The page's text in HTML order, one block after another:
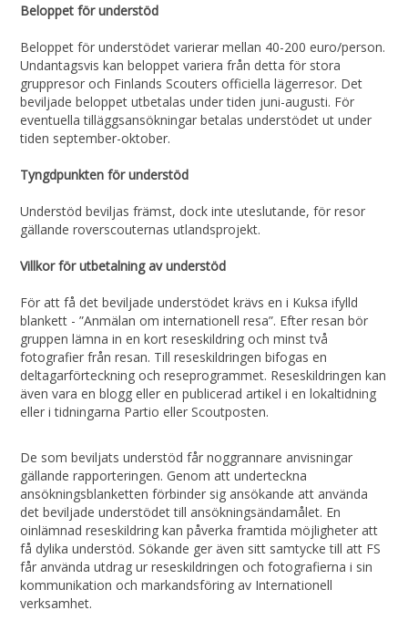
Beloppet för understöd
Beloppet för understödet varierar mellan 40-200 euro/person.
Undantagsvis kan beloppet variera från detta för stora
gruppresor och Finlands Scouters officiella lägerresor. Det
beviljade beloppet utbetalas under tiden juni-augusti. För
eventuella tilläggsansökningar betalas understödet ut under
tiden september-oktober.
Tyngdpunkten för understöd
Understöd beviljas främst, dock inte uteslutande, för resor
gällande roverscouternas utlandsprojekt.
Villkor för utbetalning av understöd
För att få det beviljade understödet krävs en i Kuksa ifylld
blankett - ”Anmälan om internationell resa”. Efter resan bör
gruppen lämna in en kort reseskildring och minst två
fotografier från resan. Till reseskildringen bifogas en
deltagarförteckning och reseprogrammet. Reseskildringen kan
även vara en blogg eller en publicerad artikel i en lokaltidning
eller i tidningarna Partio eller Scoutposten.
De som beviljats understöd får noggrannare anvisningar
gällande rapporteringen. Genom att underteckna
ansökningsblanketten förbinder sig ansökande att använda
det beviljade understödet till ansökningsändamålet. En
oinlämnad reseskildring kan påverka framtida möjligheter att
få dylika understöd. Sökande ger även sitt samtycke till att FS
får använda utdrag ur reseskildringen och fotografierna i sin
kommunikation och markandsföring av Internationell
verksamhet.